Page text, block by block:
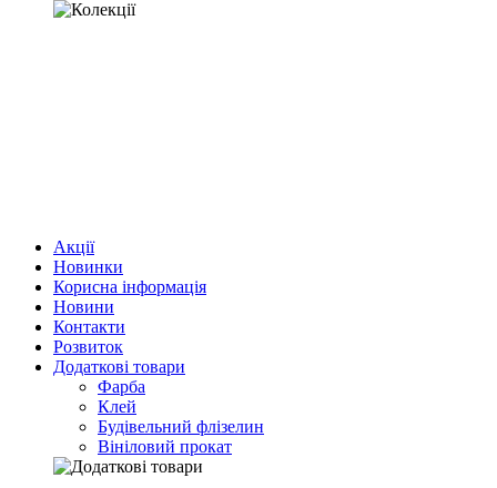
Акції
Новинки
Корисна інформація
Новини
Контакти
Розвиток
Додаткові товари
Фарба
Клей
Будівельний флізелин
Вініловий прокат